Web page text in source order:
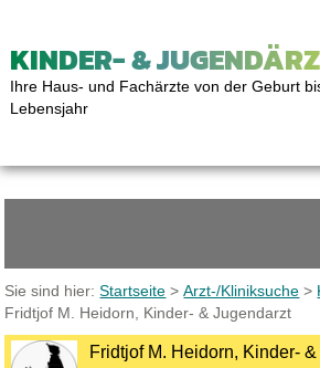
KINDER- &
Ihre Haus- und Fachärzte von der Geburt
Lebensjahr
Sie sind hier:Startseite >Arzt-/Kliniksuche >
Fridtjof M. Heidorn, Kinder- & Jugendarzt
Fridtjof M. Heidorn, Kinder-